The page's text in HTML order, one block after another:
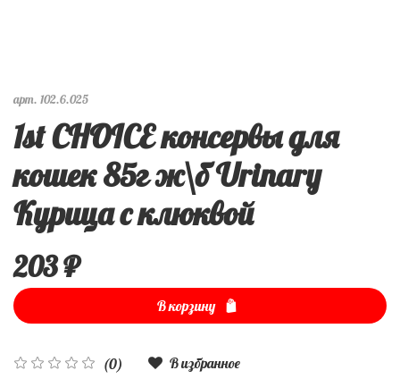
арт. 102.6.025
1st CHOICE консервы для
кошек 85г ж\б Urinary
Курица с клюквой
(0) В избранное
203 ₽
В корзину